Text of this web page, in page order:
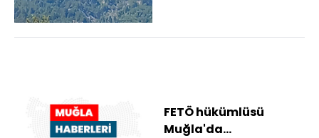
FETÖ hükümlüsü
Muğla'da